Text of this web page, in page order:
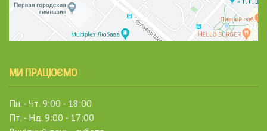
МИ ПРАЦЮЄМО
Пн. - Чт. 9:00 - 18:00
Пт. - Нд. 9:00 - 17:00